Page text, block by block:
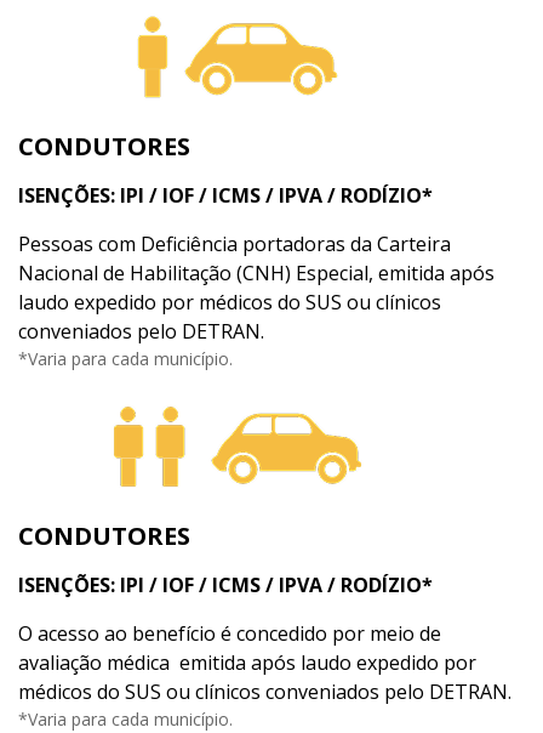
CONDUTORES
ISENÇÕES: IPI / IOF / ICMS / IPVA / RODÍZIO*
Pessoas com Deficiência portadoras da Carteira
Nacional de Habilitação (CNH) Especial, emitida após
laudo expedido por médicos do SUS ou clínicos
conveniados pelo DETRAN.
*Varia para cada município.
CONDUTORES
ISENÇÕES: IPI / IOF / ICMS / IPVA / RODÍZIO*
O acesso ao benefício é concedido por meio de
avaliação médica emitida após laudo expedido por
médicos do SUS ou clínicos conveniados pelo DETRAN.
*Varia para cada município.